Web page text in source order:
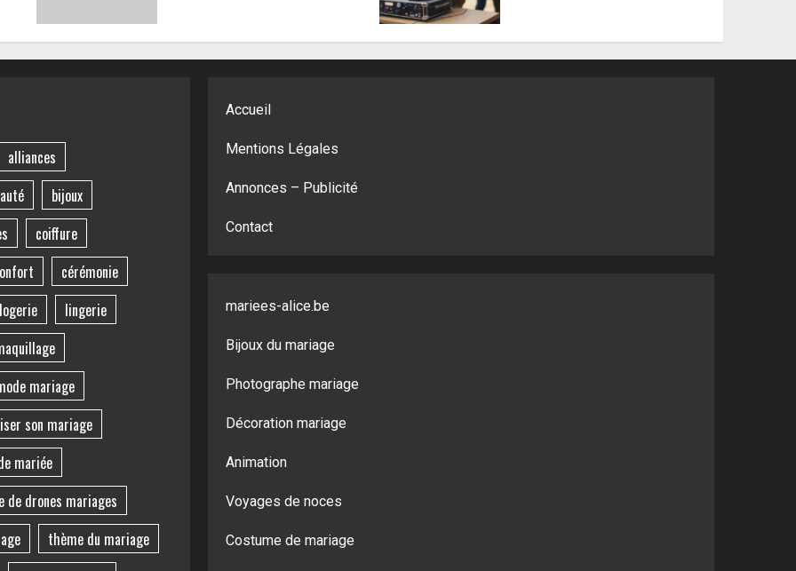
alliances
bijoux
coiffure
cérémonie
lingerie
mariage
son mariage
mariée
de drones mariages
thème du mariage
Accueil
Mentions Légales
Annonces – Publicité
Contact
mariees-alice.be
Bijoux du mariage
Photographe mariage
Décoration mariage
Animation
Voyages de noces
Costume de mariage